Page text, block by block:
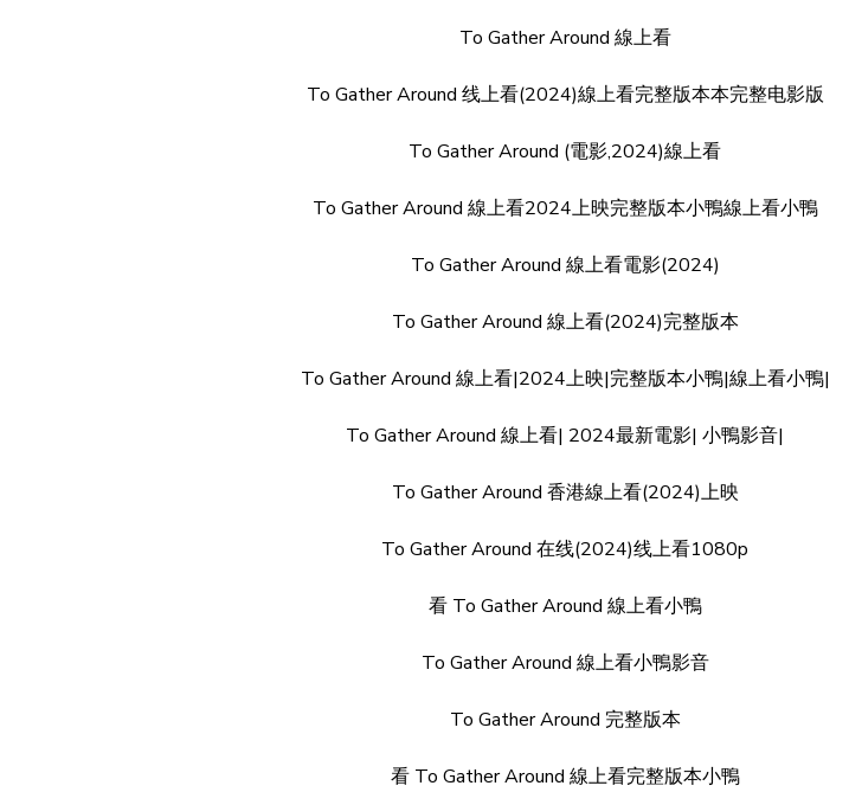
To Gather Around 線上看
To Gather Around 线上看(2024)線上看完整版本本完整电影版
To Gather Around (電影,2024)線上看
To Gather Around 線上看2024上映完整版本小鴨線上看小鴨
To Gather Around 線上看電影(2024)
To Gather Around 線上看(2024)完整版本
To Gather Around 線上看|2024上映|完整版本小鴨|線上看小鴨|
To Gather Around 線上看| 2024最新電影| 小鴨影音|
To Gather Around 香港線上看(2024)上映
To Gather Around 在线(2024)线上看1080p
看 To Gather Around 線上看小鴨
To Gather Around 線上看小鴨影音
To Gather Around 完整版本
看 To Gather Around 線上看完整版本小鴨